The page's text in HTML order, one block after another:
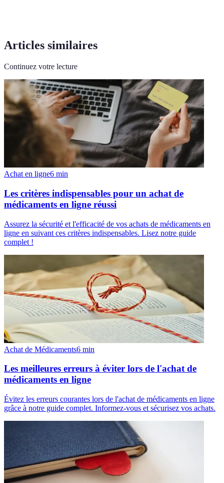
Articles similaires
Continuez votre lecture
Achat en ligne6 min
Les critères indispensables pour un achat de
médicaments en ligne réussi
Assurez la sécurité et l'efficacité de vos achats de médicaments en
ligne en suivant ces critères indispensables. Lisez notre guide
complet !
Achat de Médicaments6 min
Les meilleures erreurs à éviter lors de l'achat de
médicaments en ligne
Évitez les erreurs courantes lors de l'achat de médicaments en ligne
grâce à notre guide complet. Informez-vous et sécurisez vos achats.